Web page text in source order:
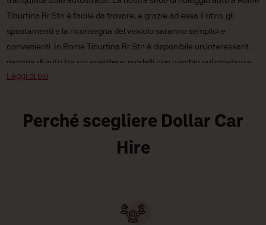
Tiburtina Rr Stn è facile da trovare, e grazie ad essa il ritiro, gli
spostamenti e la riconsegna del veicolo saranno semplici e
convenienti. In Rome Tiburtina Rr Stn è disponibile un;interessante
gamma di auto tra cui scegliere: modelli con cambio automatico e
manuale,auto mini
spostamenti attraverso Rome rientrino nel vostro budget! Prendete
un&;auto a noleggio Dollar a Rome Tiburtina Rr Stn oggi stesso!!
Leggi di più
Perché scegliere Dollar Car
Hire